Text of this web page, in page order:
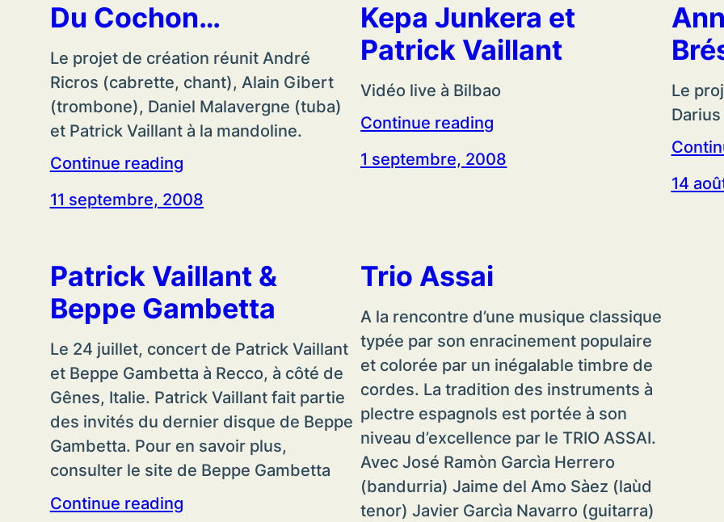
Du Cochon…
Le projet de création réunit André
Ricros (cabrette, chant), Alain Gibert
(trombone), Daniel Malavergne (tuba)
et Patrick Vaillant à la mandoline.
Continue reading
11 septembre, 2008
Kepa Junkera et
Patrick Vaillant
Vidéo live à Bilbao
Continue reading
1 septembre, 2008
Le
14
Patrick Vaillant &
Beppe Gambetta
Le 24 juillet, concert de Patrick Vaillant
et Beppe Gambetta à Recco, à côté de
Gênes, Italie. Patrick Vaillant fait partie
des invités du dernier disque de Beppe
Gambetta. Pour en savoir plus,
consulter le site de Beppe Gambetta
Continue reading
Trio Assai
A la rencontre d’une musique classique
typée par son enracinement populaire
et colorée par un inégalable timbre de
cordes. La tradition des instruments à
plectre espagnols est portée à son
niveau d’excellence par le TRIO ASSAI.
Avec José Ramòn Garcìa Herrero
(bandurria) Jaime del Amo Sàez (laùd
tenor) Javier Garcìa Navarro (guitarra)